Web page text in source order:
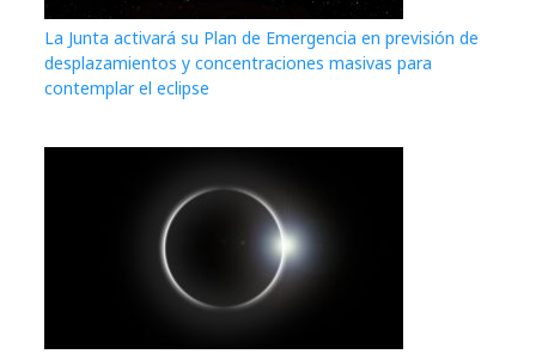
La Junta activará su Plan de Emergencia en previsión de
desplazamientos y concentraciones masivas para
contemplar el eclipse